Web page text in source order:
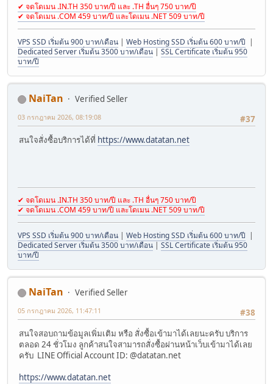
✔ จดโดเมน .IN.TH 350 บาท/ปี และ .TH อื่นๆ 750 บาท/ปี
✔ จดโดเมน .COM 459 บาท/ปี และโดเมน .NET 509 บาท/ปี
VPS SSD เริ่มต้น 900 บาท/เดือน | Web Hosting SSD เริ่มต้น 600 บาท/ปี |
Dedicated Server เริ่มต้น 3500 บาท/เดือน | SSL Certificate เริ่มต้น 950
บาท/ปี
NaiTan
Verified Seller
#37
03 กรกฎาคม 2026, 08:19:08
สนใจสั่งซื้อบริการได้ที่ https://www.datatan.net
✔ จดโดเมน .IN.TH 350 บาท/ปี และ .TH อื่นๆ 750 บาท/ปี
✔ จดโดเมน .COM 459 บาท/ปี และโดเมน .NET 509 บาท/ปี
VPS SSD เริ่มต้น 900 บาท/เดือน | Web Hosting SSD เริ่มต้น 600 บาท/ปี |
Dedicated Server เริ่มต้น 3500 บาท/เดือน | SSL Certificate เริ่มต้น 950
บาท/ปี
NaiTan
Verified Seller
#38
05 กรกฎาคม 2026, 11:47:11
สนใจสอบถามข้อมูลเพิ่มเติม หรือ สั่งซื้อเข้ามาได้เลยนะครับ บริการ
ตลอด 24 ชั่วโมง ลูกค้าสนใจสามารถสั่งซื้อผ่านหน้าเว็บเข้ามาได้เลย
ครับ LINE Official Account ID: @datatan.net
https://www.datatan.net